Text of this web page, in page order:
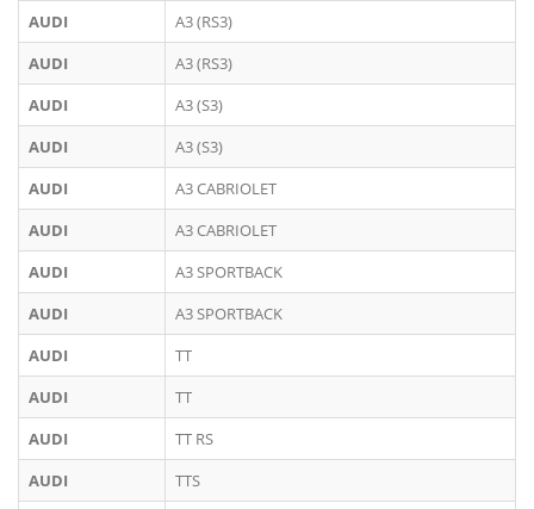
AUDI
A3 (RS3)
AUDI
A3 (RS3)
AUDI
A3 (S3)
AUDI
A3 (S3)
AUDI
A3 CABRIOLET
AUDI
A3 CABRIOLET
AUDI
A3 SPORTBACK
AUDI
A3 SPORTBACK
AUDI
TT
AUDI
TT
AUDI
TT RS
AUDI
TTS